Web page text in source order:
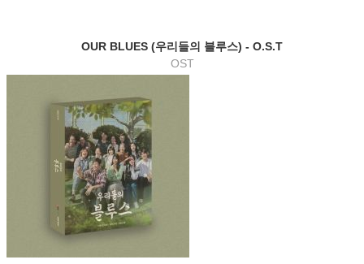
OUR BLUES (우리들의 블루스) - O.S.T
OST